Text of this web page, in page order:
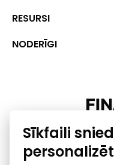
1045
+371 287 18175
Reģ. Nr. 40008002175
Banka: SEB Banka
RESURSI
Dati
Uzņēmumu
NODERĪGI
Ombuds
Sīkfaili